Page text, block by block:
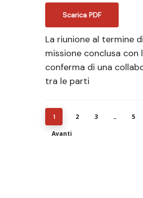
Scarica PDF
La riunione al termine
missione conclusa con
conferma di una
tra le parti
1 2 3 ...
5
Avanti